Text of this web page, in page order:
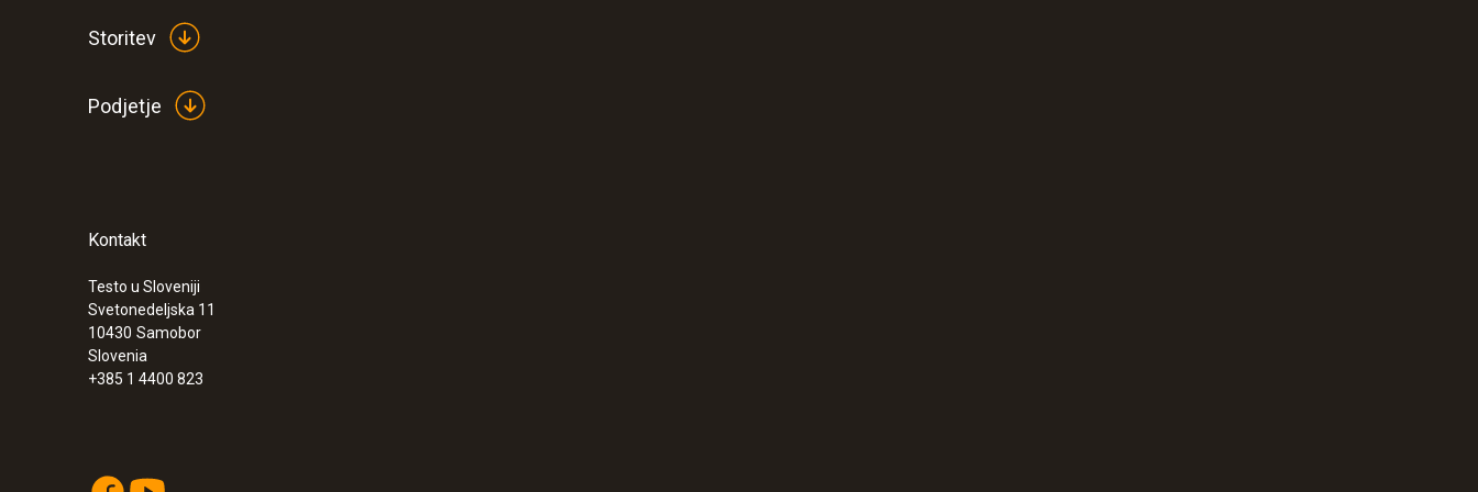
:0632 0327
€ 485,00
€ 591,70
Storitev
Podjetje
Kontakt
Testo u Sloveniji
Svetonedeljska 11
10430 Samobor
Slovenia
+385 1 4400 823